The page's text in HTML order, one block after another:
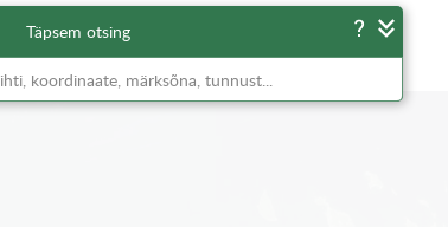
Täpsem otsing